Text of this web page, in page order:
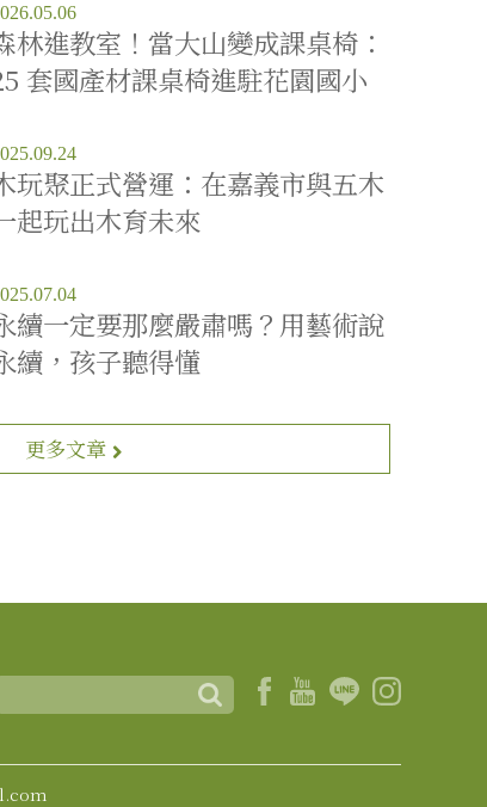
林進教室！當大山變成課桌椅：
套國產材課桌椅進駐花園國小
玩聚正式營運：在嘉義市與五木
起玩出木育未來
續一定要那麼嚴肅嗎？用藝術說
續，孩子聽得懂
更多文章